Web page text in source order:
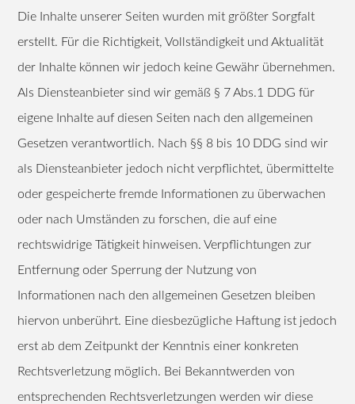
Die Inhalte unserer Seiten wurden mit größter Sorgfalt
erstellt. Für die Richtigkeit, Vollständigkeit und Aktualität
der Inhalte können wir jedoch keine Gewähr übernehmen.
Als Diensteanbieter sind wir gemäß § 7 Abs.1 DDG für
eigene Inhalte auf diesen Seiten nach den allgemeinen
Gesetzen verantwortlich. Nach §§ 8 bis 10 DDG sind wir
als Diensteanbieter jedoch nicht verpflichtet, übermittelte
oder gespeicherte fremde Informationen zu überwachen
oder nach Umständen zu forschen, die auf eine
rechtswidrige Tätigkeit hinweisen. Verpflichtungen zur
Entfernung oder Sperrung der Nutzung von
Informationen nach den allgemeinen Gesetzen bleiben
hiervon unberührt. Eine diesbezügliche Haftung ist jedoch
erst ab dem Zeitpunkt der Kenntnis einer konkreten
Rechtsverletzung möglich. Bei Bekanntwerden von
entsprechenden Rechtsverletzungen werden wir diese